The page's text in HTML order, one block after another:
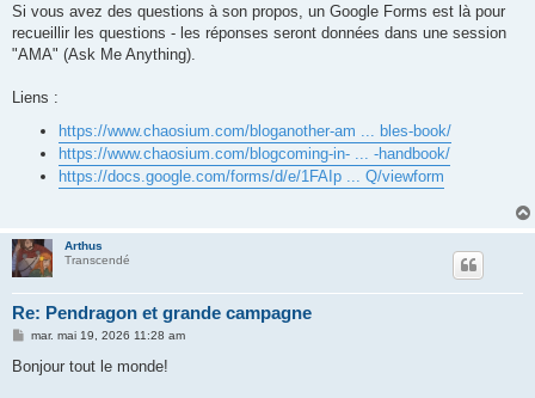
Si vous avez des questions à son propos, un Google Forms est là pour
recueillir les questions - les réponses seront données dans une session
"AMA" (Ask Me Anything).
Liens :
https://www.chaosium.com/bloganother-am ... bles-book/
https://www.chaosium.com/blogcoming-in- ... -handbook/
https://docs.google.com/forms/d/e/1FAIp ... Q/viewform
Arthus
Transcendé
Re: Pendragon et grande campagne
M
s
mar. mai 19, 2026 11:28 am
Bonjour tout le monde!